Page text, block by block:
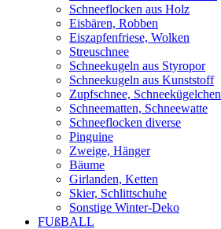
Schneeflocken aus Holz
Eisbären, Robben
Eiszapfenfriese, Wolken
Streuschnee
Schneekugeln aus Styropor
Schneekugeln aus Kunststoff
Zupfschnee, Schneekügelchen
Schneematten, Schneewatte
Schneeflocken diverse
Pinguine
Zweige, Hänger
Bäume
Girlanden, Ketten
Skier, Schlittschuhe
Sonstige Winter-Deko
FUßBALL